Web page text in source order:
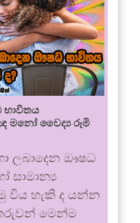
භාවිතය
මනෝ වෛද්‍ය රූමි
ලබාදෙන ඖෂධ
සාමාන්‍ය
විය හැකි ද යන්න
මෙන්ම